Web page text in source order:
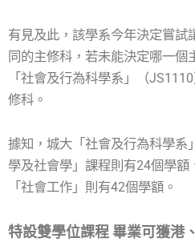
有見及此，該學系今年決定嘗試
同的主修科，若未能決定哪一個
「社會及行為科學系」（
修科。
據知，城大「社會及行為科學系
學及社會學」課程則有24個學額
「社會工作」則有42個學額。
特設雙學位課程 畢業可獲港